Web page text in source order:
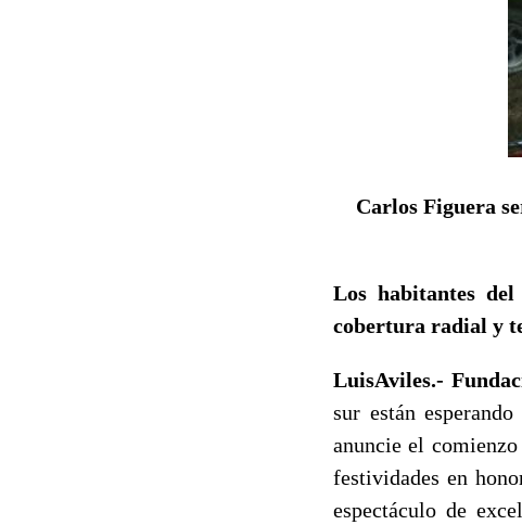
Carlos Figuera
Los habitantes
cobertura radial y
LuisAviles.-
sur están
anuncie el
festividades en
espectáculo de